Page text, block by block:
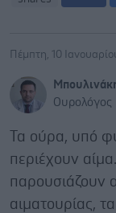
Πέμπτη, 10
Ουρολόγος
Τα ούρα, υπό
περιέχουν
παρουσιάζουν
αιματουρίας,